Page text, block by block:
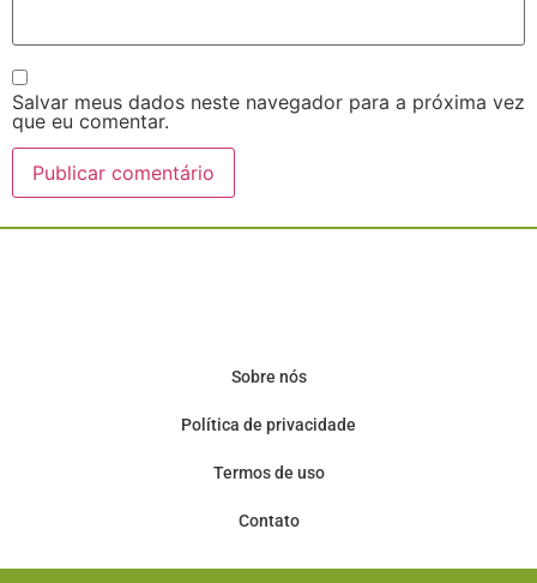
Salvar meus dados neste navegador para a próxima vez
que eu comentar.
Sobre nós
Política de privacidade
Termos de uso
Contato